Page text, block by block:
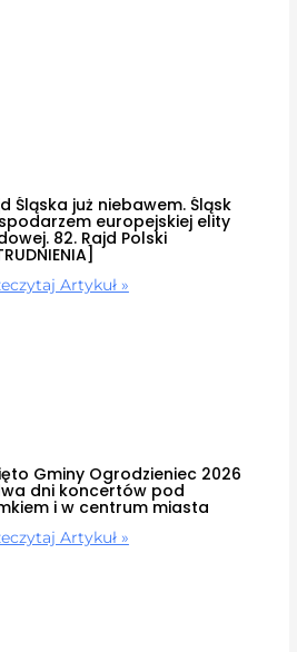
Śląska już niebawem. Śląsk
europejskiej elity
82. Rajd Polski
Artykuł »
Gminy Ogrodzieniec 2026
dni koncertów pod
i w centrum miasta
Artykuł »